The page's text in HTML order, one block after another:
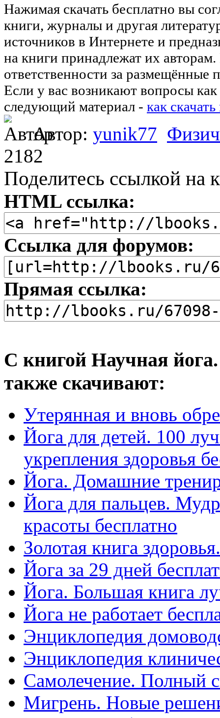
Нажимая скачать бесплатно вы
книги, журналы и другая
источников в Интернете и
на книги принадлежат их
ответственности за размещённые
Если у вас возникают вопросы как
следующий материал - как
Автор: yunik77
2182
Поделитесь ссылкой на
HTML ссылка:
Ссылка для форумов:
Прямая ссылка:
С книгой Научная
также скачивают:
Утерянная и вновь
Йога для детей. 100
укрепления здоровья
Йога. Домашние
Йога для пальцев.
красоты бесплатно
Золотая книга
Йога за 29 дней
Йога. Большая книга
Йога не работает
Энциклопедия
Энциклопедия
Самолечение. Полный
Мигрень. Новые